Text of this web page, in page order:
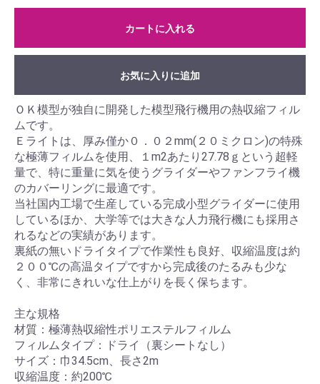
カートに入れる
お気に入りに追加
ＯＫ模型が独自に開発した模型飛行機用の熱収縮フィル
ムです。
Ｅライトは、厚み僅か０．０２mm(２０ミクロン)の特殊
な極薄フィルムを使用、１m2あたり27.78ｇという超軽
量で、特に重量に気を使うグライダーやファンフライ機
のカバーリングに最適です。
当社国内工場で生産している完成小型グライダーに使用
しているほか、大学等では大きな人力飛行機にも採用さ
れるなどの実績があります。
裏紙の無いドライタイプで作業性も良好、収縮温度は約
２００℃の高温タイプですから完成後のたるみも少な
く、非常にきれいな仕上がりを長く保ちます。
主な規格
材質：極薄熱収縮性ポリエステルフィルム
フィルムタイプ：ドライ（裏シートなし）
サイズ：巾34.5cm、長さ2m
収縮温度：約200℃